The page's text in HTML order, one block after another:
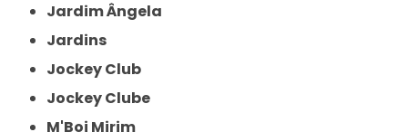
Jardim Ângela
Jardins
Jockey Club
Jockey Clube
M'Boi Mirim